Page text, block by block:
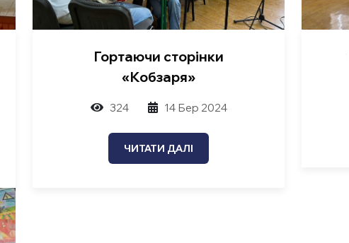
Гортаючи сторінки
«Кобзаря»
324 14 Бер 2024
ЧИТАТИ ДАЛІ